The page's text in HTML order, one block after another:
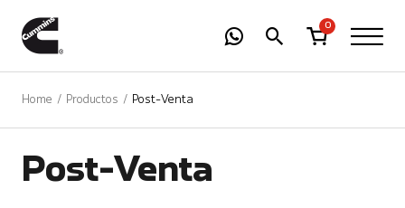
0
Home Productos Post-Venta
Post-Venta